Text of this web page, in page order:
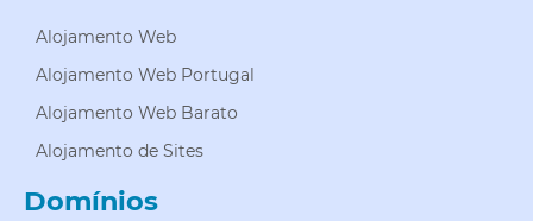
Alojamento Web
Alojamento Web Portugal
Alojamento Web Barato
Alojamento de Sites
Domínios